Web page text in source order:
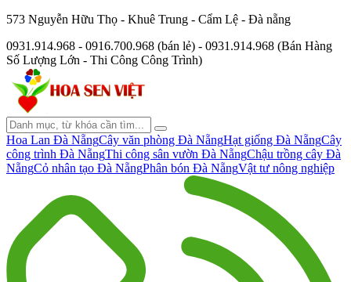
573 Nguyễn Hữu Thọ - Khuê Trung - Cẩm Lệ - Đà nẵng
0931.914.968 - 0916.700.968 (bán lẻ) - 0931.914.968 (Bán Hàng
Số Lượng Lớn - Thi Công Công Trình)
Hoa Lan Đà NẵngCây văn phòng Đà NẵngHạt giống Đà NẵngCây
công trình Đà NẵngThi công sân vườn Đà NẵngChậu trồng cây Đà
NẵngCỏ nhân tạo Đà NẵngPhân bón Đà NẵngVật tư nông nghiệp